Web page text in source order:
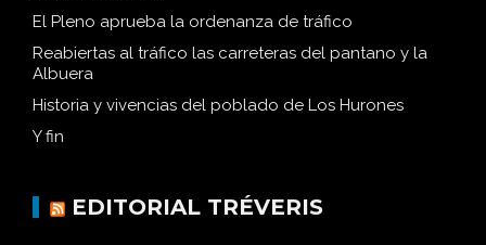
El Pleno aprueba la ordenanza de tráfico
Reabiertas al tráfico las carreteras del pantano y la
Albuera
Historia y vivencias del poblado de Los Hurones
Y fin
EDITORIAL TRÉVERIS